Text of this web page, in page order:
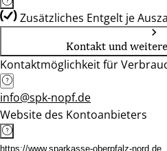
Zusätzliches Entgelt je
Kontakt und
Kontaktmöglichkeit für
info@spk-nopf.de
Website des Kontoanbieters
https://www.sparkasse-oberpfalz-nord.de